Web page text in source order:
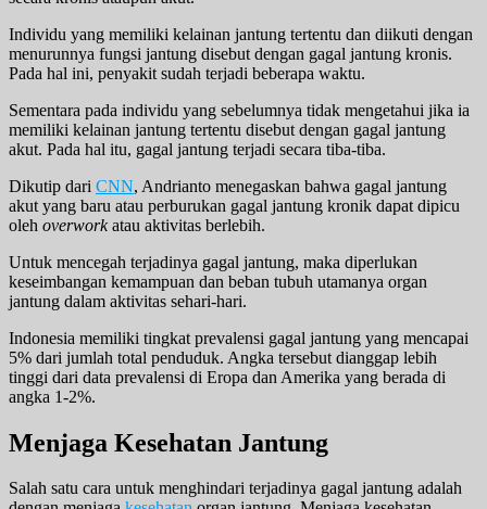
Individu yang memiliki kelainan jantung tertentu dan diikuti dengan
menurunnya fungsi jantung disebut dengan gagal jantung kronis.
Pada hal ini, penyakit sudah terjadi beberapa waktu.
Sementara pada individu yang sebelumnya tidak mengetahui jika ia
memiliki kelainan jantung tertentu disebut dengan gagal jantung
akut. Pada hal itu, gagal jantung terjadi secara tiba-tiba.
Dikutip dari CNN, Andrianto menegaskan bahwa gagal jantung
akut yang baru atau perburukan gagal jantung kronik dapat dipicu
oleh overworkatau aktivitas berlebih.
Untuk mencegah terjadinya gagal jantung, maka diperlukan
keseimbangan kemampuan dan beban tubuh utamanya organ
jantung dalam aktivitas sehari-hari.
Indonesia memiliki tingkat prevalensi gagal jantung yang mencapai
5% dari jumlah total penduduk. Angka tersebut dianggap lebih
tinggi dari data prevalensi di Eropa dan Amerika yang berada di
angka 1-2%.
Menjaga Kesehatan Jantung
Salah satu cara untuk menghindari terjadinya gagal jantung adalah